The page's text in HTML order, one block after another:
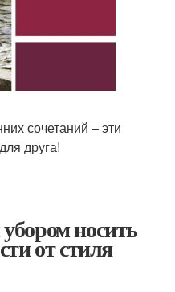
сочетаний – эти
друга!
носить
от стиля